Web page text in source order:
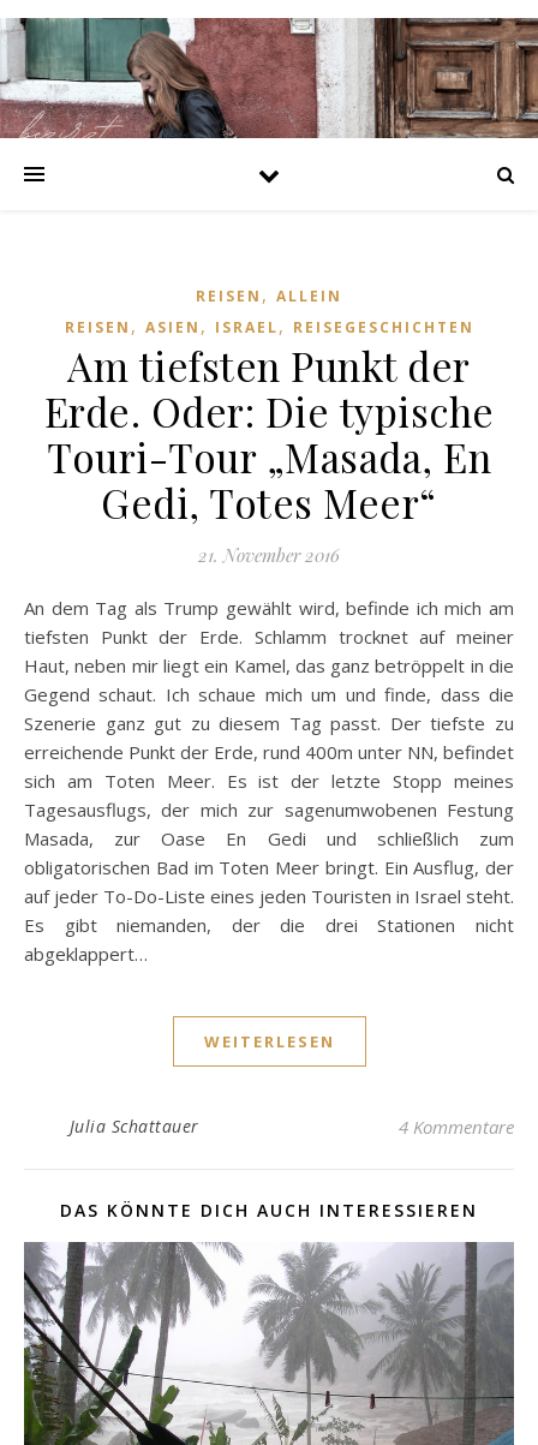
https://bezirzt.de/alprazolam-kaufen-deutschland.html
https://bezirzt.de/cialis-kaufen-deutschland.html
https://bezirzt.de/clomifen-kaufen-deutschland.html
https://bezirzt.de/potenzmittel-kaufen-deutschland.html
REISEN , ALLEIN
REISEN , ASIEN , ISRAEL, REISEGESCHICHTEN
Am tiefsten Punkt der
Erde. Oder: Die typische
Touri-Tour „Masada, En
Gedi, Totes Meer“
21. November 2016
An dem Tag als Trump gewählt wird, befinde ich mich am
tiefsten Punkt der Erde. Schlamm trocknet auf meiner
Haut, neben mir liegt ein Kamel, das ganz betröppelt in die
Gegend schaut. Ich schaue mich um und finde, dass die
Szenerie ganz gut zu diesem Tag passt. Der tiefste zu
erreichende Punkt der Erde, rund 400m unter NN, befindet
sich am Toten Meer. Es ist der letzte Stopp meines
Tagesausflugs, der mich zur sagenumwobenen Festung
Masada, zur Oase En Gedi und schließlich zum
obligatorischen Bad im Toten Meer bringt. Ein Ausflug, der
auf jeder To-Do-Liste eines jeden Touristen in Israel steht.
Es gibt niemanden, der die drei Stationen nicht
abgeklappert…
WEITERLESEN
Julia Schattauer 4 Kommentare
DAS KÖNNTE DICH AUCH INTERESSIEREN